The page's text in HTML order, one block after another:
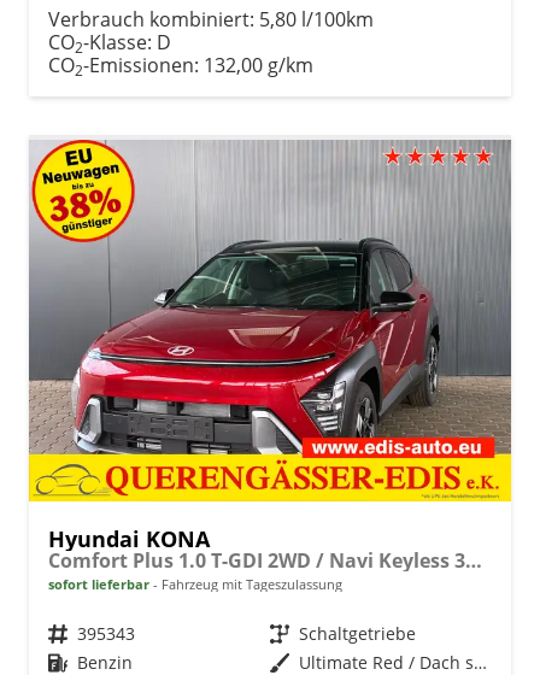
Verbrauch kombiniert: 5,80 l/100km
CO2-Klasse: D
CO2-Emissionen: 132,00 g/km
Hyundai KONA
Comfort Plus 1.0 T-GDI 2WD / Navi Keyless 360° Kam./ Sitz + Lenkradheiz. LED Alu 18"
sofort lieferbar Fahrzeug mit Tageszulassung
Fahrzeugnr. 395343 Getriebe Schaltgetriebe
Kraftstoff Benzin Außenfarbe
Ultimate Red / Dach schwarz